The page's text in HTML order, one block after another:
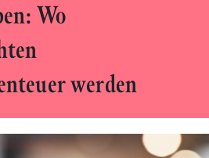
Wo
werden